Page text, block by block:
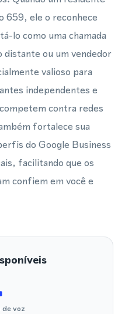
659, ele o reconhece
lo como uma chamada
ou um vendedor
valioso para
independentes e
contra redes
fortalece sua
do Google Business
facilitando que os
confiem em você e
de voz